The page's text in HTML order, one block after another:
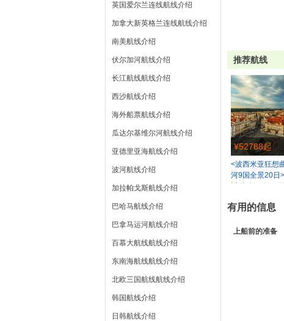
英国爱尔兰连线航线介绍
加拿大新英格兰连线航线介绍
南美航线介绍
伏尔加河航线介绍
长江航线航线介绍
西沙航线介绍
海外船票航线介绍
瓜达尔基维尔河航线介绍
亚德里亚海航线介绍
波河航线介绍
加拉帕戈斯航线介绍
巴哈马航线介绍
巴拿马运河航线介绍
百慕大航线航线介绍
东南海航线航线介绍
北欧三国航线航线介绍
韩国航线介绍
日韩航线介绍
推荐航线
¥52788起
<波西米亚狂想
河9国全景20日>
有用的信息
上船前的准备